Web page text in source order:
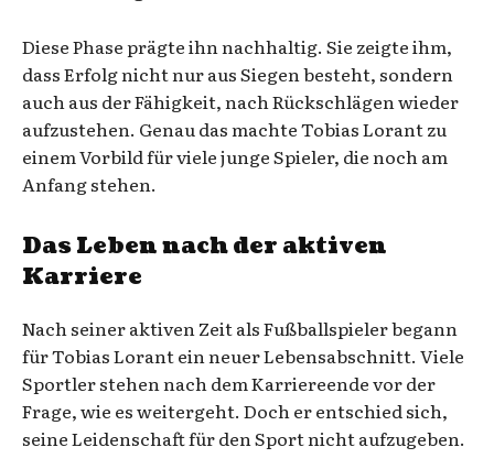
Diese Phase prägte ihn nachhaltig. Sie zeigte ihm,
dass Erfolg nicht nur aus Siegen besteht, sondern
auch aus der Fähigkeit, nach Rückschlägen wieder
aufzustehen. Genau das machte Tobias Lorant zu
einem Vorbild für viele junge Spieler, die noch am
Anfang stehen.
Das Leben nach der aktiven
Karriere
Nach seiner aktiven Zeit als Fußballspieler begann
für Tobias Lorant ein neuer Lebensabschnitt. Viele
Sportler stehen nach dem Karriereende vor der
Frage, wie es weitergeht. Doch er entschied sich,
seine Leidenschaft für den Sport nicht aufzugeben.